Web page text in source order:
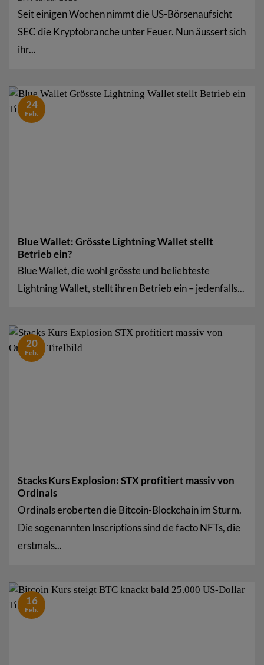
Seit einigen Wochen nimmt die US-Börsenaufsicht
SEC die Kryptobranche unter Feuer. Nun äussert sich
ihr...
Blue Wallet: Grösste Lightning Wallet stellt
Betrieb ein?
Blue Wallet, die wohl grösste und beliebteste
Lightning Wallet, stellt ihren Betrieb ein – jedenfalls...
24
Feb.
Stacks Kurs Explosion: STX profitiert massiv von
Ordinals
Ordinals eroberten die Bitcoin-Blockchain im Sturm.
Die sogenannten Inscriptions sind de facto NFTs, die
erstmals...
20
Feb.
16
Feb.